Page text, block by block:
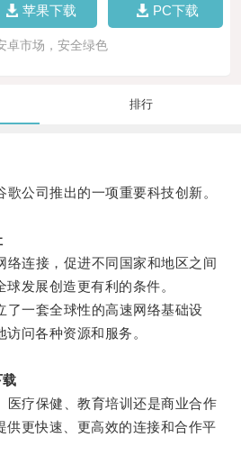
苹果下载 PC下载
卓市场，安全绿色
排行
公司推出的一项重要科技创新。
连接，促进不同国家和地区之间
发展创造更有利的条件。
一套全球性的高速网络基础设
问各种资源和服务。
载
疗保健、教育培训还是商业合作
供更快速、更高效的连接和合作平